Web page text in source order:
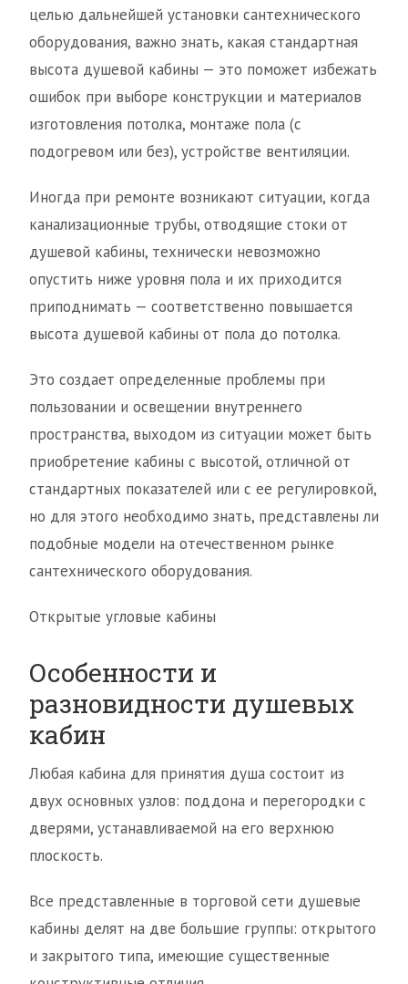
целью дальнейшей установки сантехнического
оборудования, важно знать, какая стандартная
высота душевой кабины — это поможет избежать
ошибок при выборе конструкции и материалов
изготовления потолка, монтаже пола (с
подогревом или без), устройстве вентиляции.
Иногда при ремонте возникают ситуации, когда
канализационные трубы, отводящие стоки от
душевой кабины, технически невозможно
опустить ниже уровня пола и их приходится
приподнимать — соответственно повышается
высота душевой кабины от пола до потолка.
Это создает определенные проблемы при
пользовании и освещении внутреннего
пространства, выходом из ситуации может быть
приобретение кабины с высотой, отличной от
стандартных показателей или с ее регулировкой,
но для этого необходимо знать, представлены ли
подобные модели на отечественном рынке
сантехнического оборудования.
Открытые угловые кабины
Особенности и
разновидности душевых
кабин
Любая кабина для принятия душа состоит из
двух основных узлов: поддона и перегородки с
дверями, устанавливаемой на его верхнюю
плоскость.
Все представленные в торговой сети душевые
кабины делят на две большие группы: открытого
и закрытого типа, имеющие существенные